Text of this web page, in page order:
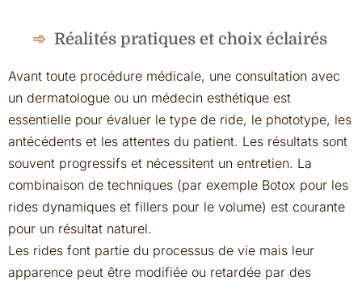
Réalités pratiques et choix éclairés
Avant toute procédure médicale, une consultation avec
un dermatologue ou un médecin esthétique est
essentielle pour évaluer le type de ride, le phototype, les
antécédents et les attentes du patient. Les résultats sont
souvent progressifs et nécessitent un entretien. La
combinaison de techniques (par exemple Botox pour les
rides dynamiques et fillers pour le volume) est courante
pour un résultat naturel.
Les rides font partie du processus de vie mais leur
apparence peut être modifiée ou retardée par des